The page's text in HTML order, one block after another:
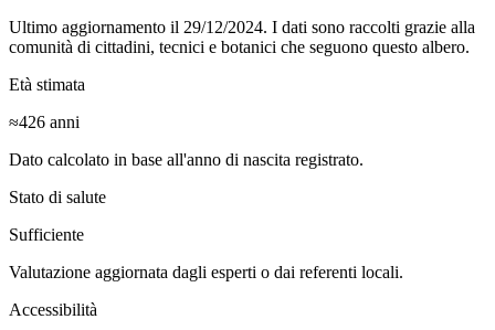
Ultimo aggiornamento il 29/12/2024. I dati sono raccolti grazie alla
comunità di cittadini, tecnici e botanici che seguono questo albero.
Età stimata
≈426 anni
Dato calcolato in base all'anno di nascita registrato.
Stato di salute
Sufficiente
Valutazione aggiornata dagli esperti o dai referenti locali.
Accessibilità